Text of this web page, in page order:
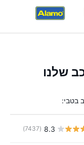
שלנו
בטבי:
8.3
(7437)